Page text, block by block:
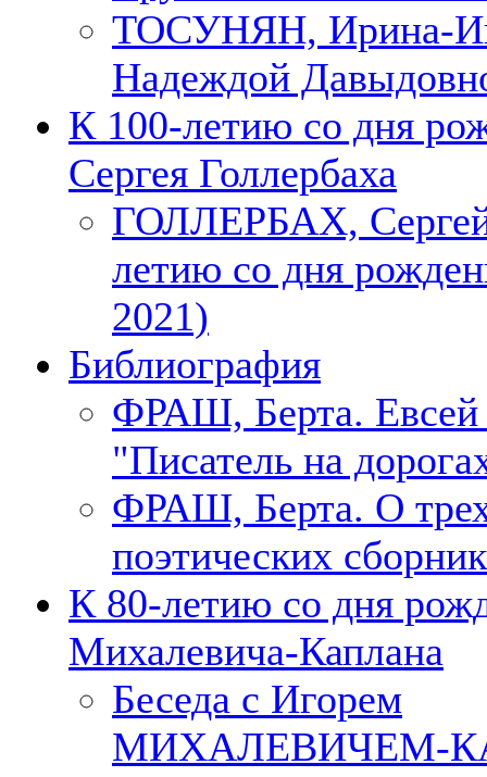
ТОСУНЯН, Ирина-
Надеждой
К 100-летию со дня
Сергея Голлербаха
ГОЛЛЕРБАХ,
летию со дня
2021)
Библиография
ФРАШ, Берта.
"Писатель на
ФРАШ, Берта. О
поэтических
К 80-летию со дня
Михалевича-Каплана
Беседа с Игорем
МИХАЛЕВИЧЕМ-